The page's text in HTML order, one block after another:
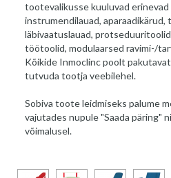
tootevalikusse kuuluvad
instrumendilauad, aparaadikärud,
läbivaatuslauad,
töötoolid, modulaarsed ravimi-/
Kõikide Inmoclinc poolt
tutvuda tootja veebilehel.
Sobiva toote leidmiseks palume
vajutades nupule "Saada päring"
võimalusel.